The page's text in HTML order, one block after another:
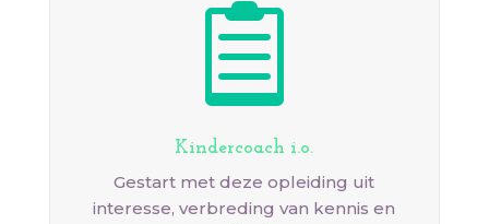

Kindercoach i.o.
Gestart met deze opleiding uit
interesse, verbreding van kennis en